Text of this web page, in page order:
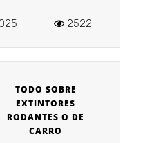
2522
TODO SOBRE
EXTINTORES
RODANTES O DE
CARRO